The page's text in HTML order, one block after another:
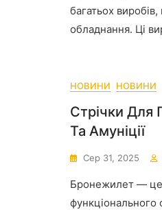
багатьох
обладнання. Ці
НОВИНИ НОВИНИ
Стрічки Для
Та Амуніції
Сер 31, 2025
Бронежилет — це
функціонального